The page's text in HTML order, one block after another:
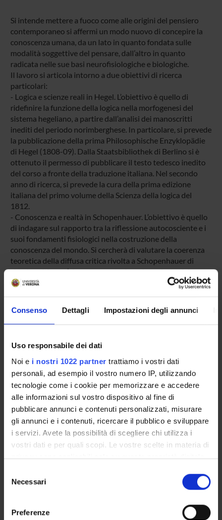
Consenso Dettagli Impostazioni degli annunci
Uso responsabile dei dati
Noi e i nostri 1022 partner trattiamo i vostri dati
personali, ad esempio il vostro numero IP, utilizzando
tecnologie come i cookie per memorizzare e accedere
alle informazioni sul vostro dispositivo al fine di
pubblicare annunci e contenuti personalizzati, misurare
gli annunci e i contenuti, ricercare il pubblico e sviluppare
i servizi. Avete la possibilità di scegliere chi utilizza i
vostri dati e per quali scopi. Le vostre scelte in materia di
privacy sono applicabili solo su questa proprietà digitale
modificare o revocare il proprio consenso in qualsiasi
momento dalla Dichiarazione sui cookie o facendo clic
delNecessari
Preferenze
Si intende mettere a fuoco come alle origini del pensiero
contemporaneo si affermi un modo nuovo di concepire la
conoscenza umana, da un lato in quanto fondata sulle
modalità soggettive del pensare, dall’altro in quanto
radicata nelle sue basi neurofisiologiche e biologiche.
Il lavoro si articola intorno a due obiettivi di ricerca
particolari:
- Logica e scienze reali in Hegel. L’obiettivo è quello di
ridefinire la funzione della logica nella morfogenesi del
sistema hegeliano, a partire dall’analisi dei manoscritti
inediti del periodo norimberghese. In particolare, si prevede
la pubblicazione della prima Philosophische Enzyklopädie
di Hegel (1808-09). Dalla Staatsbibliothek di Berlino si è
ottenuto il permesso di pubblicare il testo tedesco inedito
del corso a fronte della traduzione italiana. Nel secondo
anno di ricerca, si prevede la cura della prima edizione
italiana del primo volume della Scienza della logica del
1812.
- Conoscenza e realtà in Schopenhauer. L’obiettivo è quello
di indagare sul rapporto tra la riflessione autocosciente e i
suoi fondamenti fisiologici nella costruzione della
conoscenza del mondo. Si cercherà di valutare la coerenza
teoretica della diffusa critica rivolta a Schopenhauer di
circulus vitiosus («la rappresentazione è prodotto del
cervello e il cervello un prodotto della rappresentazione»),
Funds:assigned and managed by the department
PROJECT PARTICIPANTS
Paolo Giuspoli
Professor from another university